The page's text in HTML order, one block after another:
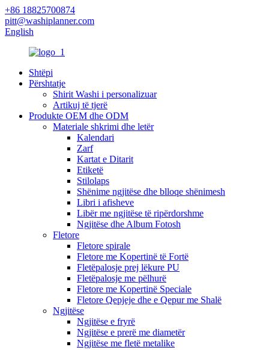
+86 18825700874
pitt@washiplanner.com
English
Shtëpi
Përshtatje
Shirit Washi i personalizuar
Artikuj të tjerë
Produkte OEM dhe ODM
Materiale shkrimi dhe letër
Kalendari
Zarf
Kartat e Ditarit
Etiketë
Stilolaps
Shënime ngjitëse dhe blloqe shënimesh
Libri i afisheve
Libër me ngjitëse të ripërdorshme
Ngjitëse dhe Album Fotosh
Fletore
Fletore spirale
Fletore me Kopertinë të Fortë
Fletëpalosje prej lëkure PU
Fletëpalosje me pëlhurë
Fletore me Kopertinë Speciale
Fletore Qepjeje dhe e Qepur me Shalë
Ngjitëse
Ngjitëse e fryrë
Ngjitëse e prerë me diametër
Ngjitëse me fletë metalike